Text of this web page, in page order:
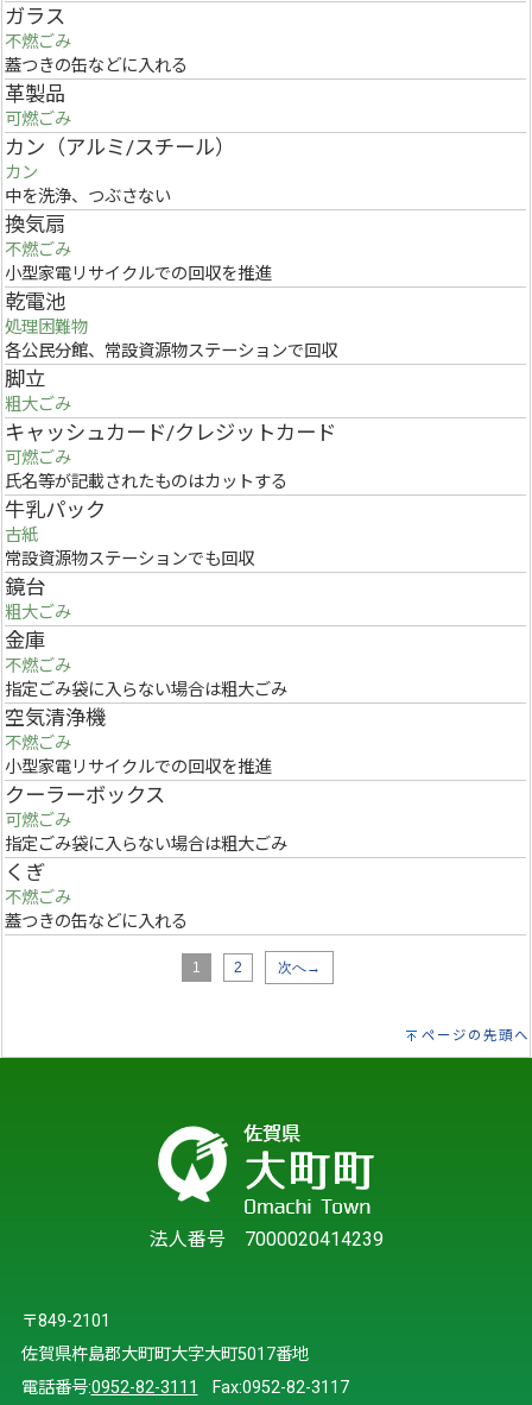
ガラス
不燃ごみ
蓋つきの缶などに入れる
革製品
可燃ごみ
カン（アルミ/スチール）
カン
中を洗浄、つぶさない
換気扇
不燃ごみ
小型家電リサイクルでの回収を推進
乾電池
処理困難物
各公民分館、常設資源物ステーションで回収
脚立
粗大ごみ
キャッシュカード/クレジットカード
可燃ごみ
氏名等が記載されたものはカットする
牛乳パック
古紙
常設資源物ステーションでも回収
鏡台
粗大ごみ
金庫
不燃ごみ
指定ごみ袋に入らない場合は粗大ごみ
空気清浄機
不燃ごみ
小型家電リサイクルでの回収を推進
クーラーボックス
可燃ごみ
指定ごみ袋に入らない場合は粗大ごみ
くぎ
不燃ごみ
蓋つきの缶などに入れる
1 2 次へ→
ページの先頭へ
法人番号 7000020414239
〒849-2101
佐賀県杵島郡大町町大字大町5017番地
電話番号:0952-82-3111 Fax:0952-82-3117